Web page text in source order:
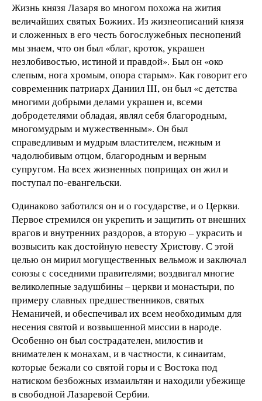
Жизнь князя Лазаря во многом похожа на жития
величайших святых Божиих. Из жизнеописаний князя
и сложенных в его честь богослужебных песнопений
мы знаем, что он был «благ, кроток, украшен
незлобивостью, истиной и правдой». Был он «око
слепым, нога хромым, опора старым». Как говорит его
современник патриарх Даниил III, он был «с детства
многими добрыми делами украшен и, всеми
добродетелями обладая, являл себя благородным,
многомудрым и мужественным». Он был
справедливым и мудрым властителем, нежным и
чадолюбивым отцом, благородным и верным
супругом. На всех жизненных поприщах он жил и
поступал по-евангельски.
Одинаково заботился он и о государстве, и о Церкви.
Первое стремился он укрепить и защитить от внешних
врагов и внутренних раздоров, а вторую – украсить и
возвысить как достойную невесту Христову. С этой
целью он мирил могущественных вельмож и заключал
союзы с соседними правителями; воздвигал многие
великолепные задушбины – церкви и монастыри, по
примеру славных предшественников, святых
Неманичей, и обеспечивал их всем необходимым для
несения святой и возвышенной миссии в народе.
Особенно он был сострадателен, милостив и
внимателен к монахам, и в частности, к синаитам,
которые бежали со святой горы и с Востока под
натиском безбожных измаильтян и находили убежище
в свободной Лазаревой Сербии.